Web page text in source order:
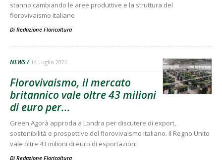
stanno cambiando le aree produttive e la struttura del
florovivaismo italiano
Di Redazione Floricoltura
NEWS 14 Luglio 2026
Florovivaismo, il mercato
britannico vale oltre 43 milioni
di euro per...
Green Agorà approda a Londra per discutere di export,
sostenibilità e prospettive del florovivaismo italiano. Il Regno Unito
vale oltre 43 milioni di euro di esportazioni
Di Redazione Floricoltura